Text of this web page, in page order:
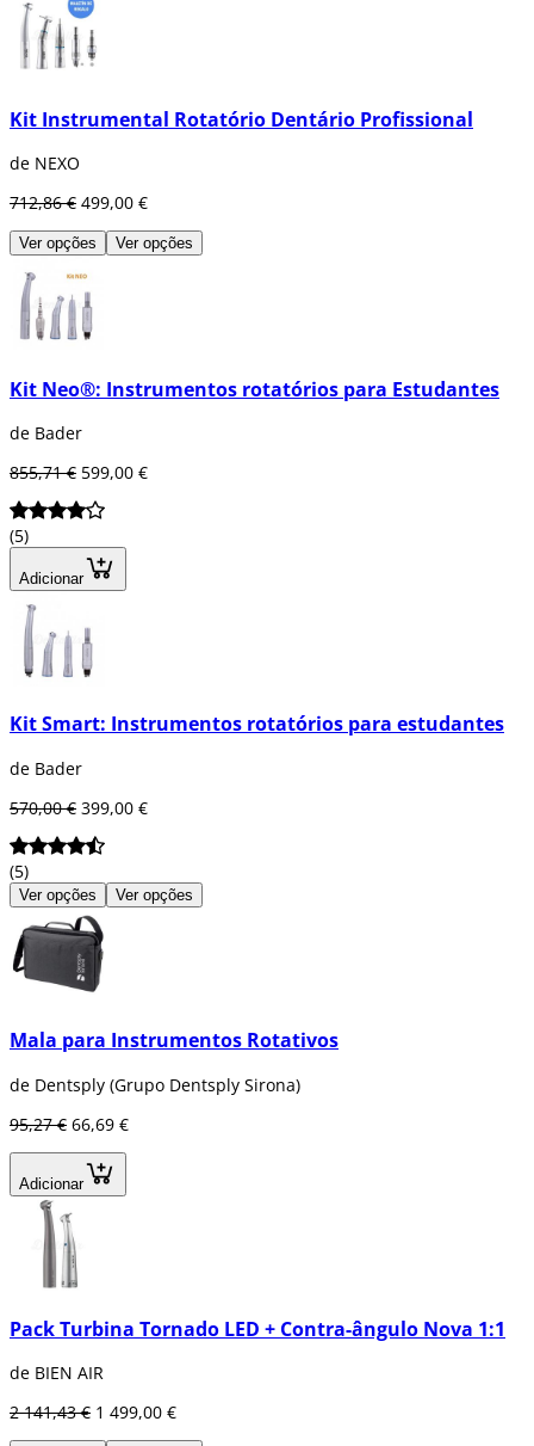
realização de suas prácticas universitárias e
utilização das melhores marcas do mercado
como
Kit Instrumental Rotatório Dentário Profissional
de NEXO
712,86 € 499,00 €
Ver opções Ver opções
Kit Neo®: Instrumentos rotatórios para Estudantes
de Bader
855,71 € 599,00 €
(5)
Adicionar
Kit Smart: Instrumentos rotatórios para estudantes
de Bader
570,00 € 399,00 €
(5)
Ver opções Ver opções
Mala para Instrumentos Rotativos
de Dentsply (Grupo Dentsply Sirona)
95,27 € 66,69 €
Adicionar
Pack Turbina Tornado LED + Contra-ângulo Nova 1:1
de BIEN AIR
2 141,43 € 1 499,00 €